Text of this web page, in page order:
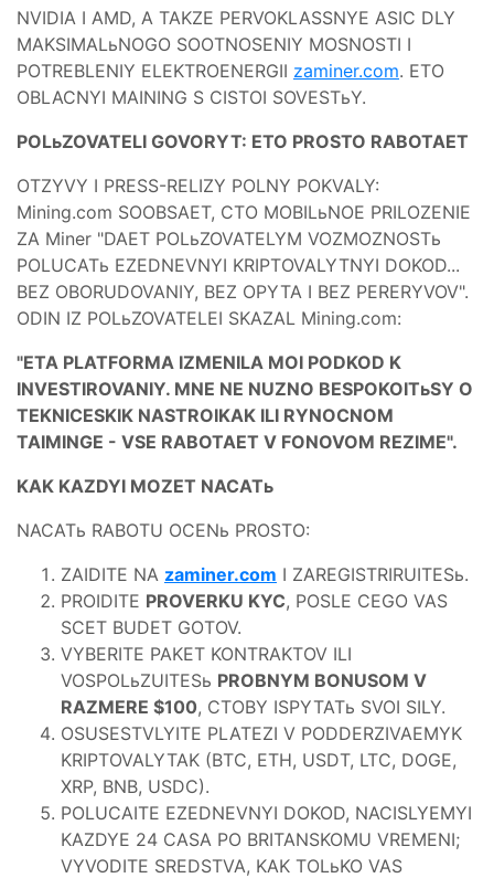
NVIDIA I AMD, A TAKZE PERVOKLASSNYE ASIC DLY
MAKSIMALьNOGO SOOTNOSENIY MOSNOSTI I
POTREBLENIY ELEKTROENERGII zaminer.com. ETO
OBLACNYI MAINING S CISTOI SOVESTьY.
POLьZOVATELI GOVORYT: ETO PROSTO RABOTAET
OTZYVY I PRESS-RELIZY POLNY POKVALY:
Mining.com SOOBSAET, CTO MOBILьNOE PRILOZENIE
ZA Miner "DAET POLьZOVATELYM VOZMOZNOSTь
POLUCATь EZEDNEVNYI KRIPTOVALYTNYI DOKOD...
BEZ OBORUDOVANIY, BEZ OPYTA I BEZ PERERYVOV".
ODIN IZ POLьZOVATELEI SKAZAL Mining.com:
"ETA PLATFORMA IZMENILA MOI PODKOD K
INVESTIROVANIY. MNE NE NUZNO BESPOKOITьSY O
TEKNICESKIK NASTROIKAK ILI RYNOCNOM
TAIMINGE - VSE RABOTAET V FONOVOM REZIME".
KAK KAZDYI MOZET NACATь
NACATь RABOTU OCENь PROSTO:
ZAIDITE NA zaminer.com I ZAREGISTRIRUITESь.
PROIDITE PROVERKU KYC, POSLE CEGO VAS
SCET BUDET GOTOV.
VYBERITE PAKET KONTRAKTOV ILI
VOSPOLьZUITESь PROBNYM BONUSOM V
RAZMERE $100, CTOBY ISPYTATь SVOI SILY.
OSUSESTVLYITE PLATEZI V PODDERZIVAEMYK
KRIPTOVALYTAK (BTC, ETH, USDT, LTC, DOGE,
XRP, BNB, USDC).
POLUCAITE EZEDNEVNYI DOKOD, NACISLYEMYI
KAZDYE 24 CASA PO BRITANSKOMU VREMENI;
VYVODITE SREDSTVA, KAK TOLьKO VAS